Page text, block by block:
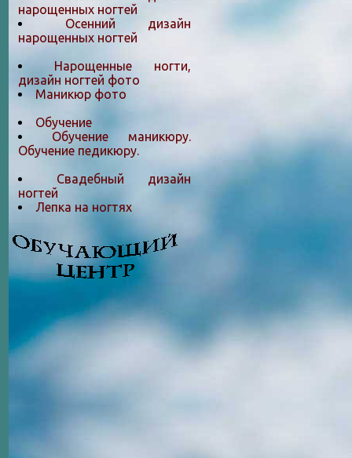
нарощенных ногтей
Осенний дизайн
нарощенных ногтей
Нарощенные ногти,
дизайн ногтей фото
Маникюр фото
Обучение
Обучение маникюру.
Обучение педикюру.
Свадебный дизайн
ногтей
Лепка на ногтяx